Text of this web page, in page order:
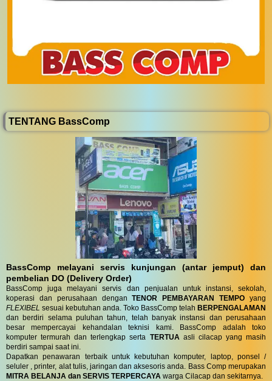
TENTANG BassComp
BassComp melayani servis kunjungan (antar jemput) dan
pembelian DO (Delivery Order)
BassComp juga melayani servis dan penjualan untuk instansi, sekolah,
koperasi dan perusahaan denganTENOR PEMBAYARAN TEMPO yang
FLEXIBEL sesuai kebutuhan anda. Toko BassComp telah BERPENGALAMAN
dan berdiri selama puluhan tahun, telah banyak instansi dan perusahaan
besar mempercayai kehandalan teknisi kami. BassComp adalah toko
komputer termurah dan terlengkap serta TERTUA asli cilacap yang masih
berdiri sampai saat ini.
Dapatkan penawaran terbaik untuk kebutuhan komputer, laptop, ponsel /
seluler , printer, alat tulis, jaringan dan aksesoris anda. Bass Comp merupakan
MITRA BELANJA dan SERVIS TERPERCAYA warga Cilacap dan sekitarnya.